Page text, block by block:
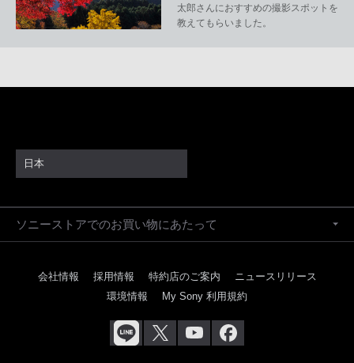
太郎さんにおすすめの撮影スポットを
教えてもらいました。
日本
ソニーストアでのお買い物にあたって
会社情報 採用情報 特約店のご案内
ニュースリリース
環境情報
My Sony 利用規約